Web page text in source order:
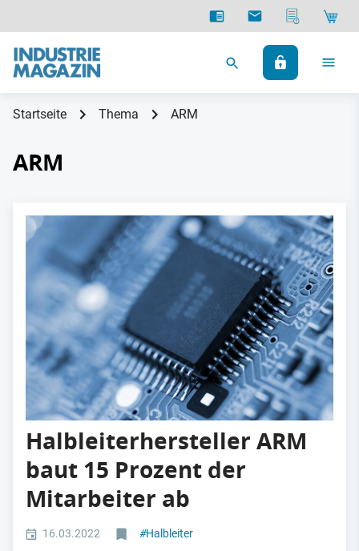
Startseite Thema ARM
ARM
Halbleiterhersteller ARM
baut 15 Prozent der
Mitarbeiter ab
16.03.2022 #Halbleiter